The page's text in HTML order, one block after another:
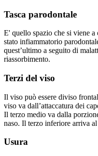
Tasca parodontale
E' quello spazio che si viene a
stato infiammatorio
quest’ultimo a seguito di
riassorbimento.
Terzi del viso
Il viso può essere diviso
viso va dall’attaccatura dei
Il terzo medio va dalla
naso. Il terzo inferiore arriva
Usura